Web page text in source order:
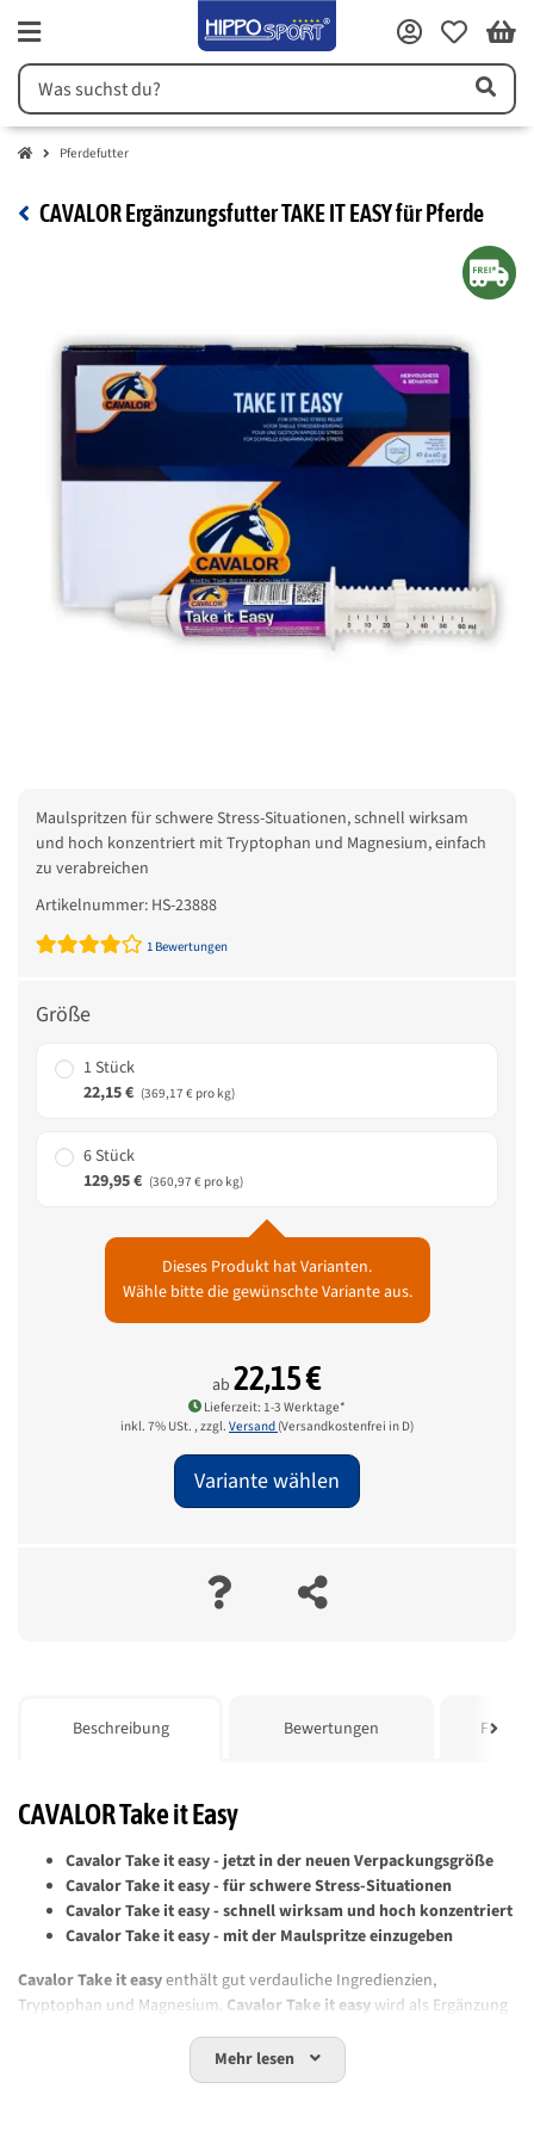
Pferdefutter
CAVALOR Ergänzungsfutter TAKE IT EASY für Pferde
Maulspritzen für schwere Stress-Situationen, schnell wirksam
und hoch konzentriert mit Tryptophan und Magnesium, einfach
zu verabreichen
Artikelnummer: HS-23888
1 Bewertungen
Größe
1 Stück
22,15 € (369,17 € pro kg)
6 Stück
129,95 € (360,97 € pro kg)
Dieses Produkt hat Varianten.
Wähle bitte die gewünschte Variante aus.
ab 22,15 €
Lieferzeit: 1-3 Werktage*
inkl. 7% USt. , zzgl. Versand (Versandkostenfrei in D)
Variante wählen
Beschreibung
Bewertungen Frage
CAVALOR Take it Easy
Cavalor Take it easy - jetzt in der neuen Verpackungsgröße
Cavalor Take it easy - für schwere Stress-Situationen
Cavalor Take it easy - schnell wirksam und hoch konzentriert
Cavalor Take it easy - mit der Maulspritze einzugeben
Cavalor Take it easyenthält gut verdauliche Ingredienzien,
Tryptophan und Magnesium. Cavalor Take it easy wird als Ergänzung
des Futters zur Förderung von Ruhe und Konzentration in
temporären Stresssituationen verwendet.Cavalor Take it easy
ein vielfaches höher dosiert alsCavalor Calm. Bei Extremfällen kann
Mehr lesen